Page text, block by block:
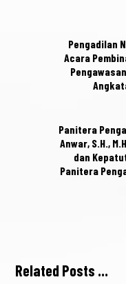
Pengadilan
Acara
Panitera
Anwar, S.H.,
dan
Panitera
Related Posts ...